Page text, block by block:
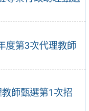
度第3次代理教師
師甄選第1次招